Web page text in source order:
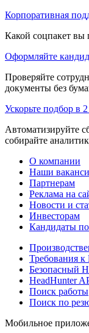
Корпоративная
Какой соцпакет вы
Оформляйте
Проверяйте
документы без
Ускорьте подбор в
Автоматизируйте
собирайте
О компании
Наши
Партнерам
Реклама на
Новости и
Инвесторам
Кандидаты
Требования
Безопасный
HeadHunter
Поиск работы
Поиск по
Мобильное